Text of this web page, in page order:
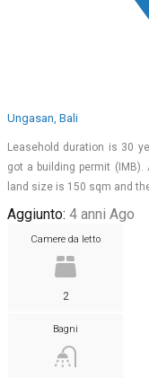
Ungasan, Bali
Leasehold duration is 30
got a building permit
land size is 150 sqm and
Aggiunto: 4 anni Ago
Camere da letto
2
Bagni